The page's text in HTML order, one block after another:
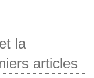
la
articles